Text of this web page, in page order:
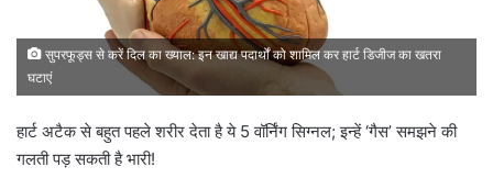
सुपरफूड्स से करें दिल का ख्याल: इन खाद्य पदार्थों को शामिल कर हार्ट डिजीज का खतरा
घटाएं
हार्ट अटैक से बहुत पहले शरीर देता है ये 5 वॉर्निंग सिग्नल; इन्हें ‘गैस’ समझने की
गलती पड़ सकती है भारी!